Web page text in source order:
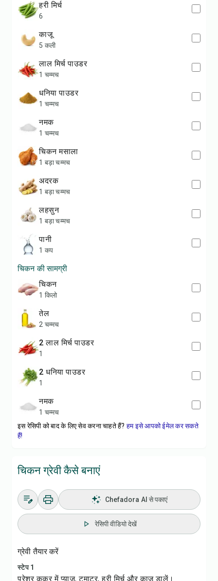
हरी मिर्च
6
काजू
5 कली
लाल मिर्च पाउडर
1 चम्मच
धनिया पाउडर
1 चम्मच
नमक
1 चम्मच
चिकन मसाला
1 बड़ा चम्मच
अदरक
1 बड़ा चम्मच
लहसुन
1 बड़ा चम्मच
पानी
1 कप
चिकन की सामग्री
चिकन
1 किलो
तेल
2 चम्मच
2 लाल मिर्च पाउडर
1
2 धनिया पाउडर
1
नमक
1 चम्मच
इस रेसिपी को बाद के लिए सेव करना चाहते हैं? हम इसे आपको ईमेल कर सकते
हैं!
चिकन ग्रेवी कैसे बनाएं
Chefadora AI से पकाएं
रेसिपी वीडियो देखें
ग्रेवी तैयार करें
स्टेप 1
प्रेशर कुकर में प्याज, टमाटर, हरी मिर्च और काजू डालें।